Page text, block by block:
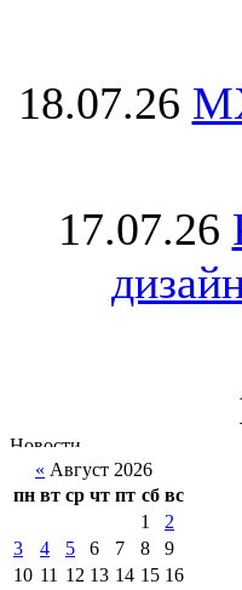
18.07.26
17.07.26
« Август 2026
пн вт ср чт пт сб вс
1
2
3
4 5 6 7 8
9
10 11 12 13 14 15 16